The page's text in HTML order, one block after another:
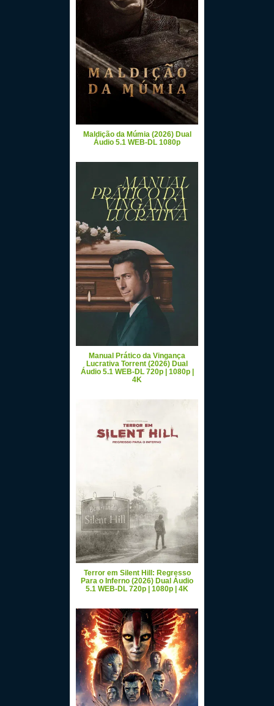
Maldição da Múmia (2026) Dual
Áudio 5.1 WEB-DL 1080p
Manual Prático da Vingança
Lucrativa Torrent (2026) Dual
Áudio 5.1 WEB-DL 720p | 1080p |
4K
Terror em Silent Hill: Regresso
Para o Inferno (2026) Dual Áudio
5.1 WEB-DL 720p | 1080p | 4K